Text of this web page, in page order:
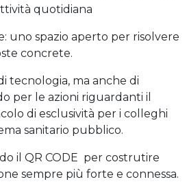
quotidiana
uno spazio aperto per risolvere
concrete.
tecnologia, ma anche di
per le azioni riguardanti il
di esclusività per i colleghi
sanitario pubblico.
il QR CODE per costrutire
sempre più forte e connessa.